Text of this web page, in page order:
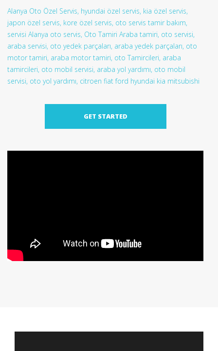
Alanya Oto Özel Servis, hyundai özel servis, kia özel servis,
japon özel servis, kore özel servis, oto servis tamir bakım,
servisi Alanya oto servis, Oto Tamiri Araba tamiri, oto servisi,
araba servisi, oto yedek parçaları, araba yedek parçaları, oto
motor tamiri, araba motor tamiri, oto Tamircileri, araba
tamircileri, oto mobil servisi, araba yol yardımı, oto mobil
servisi, oto yol yardımı, citroen fiatford hyundai kia mitsubishi
GET STARTED